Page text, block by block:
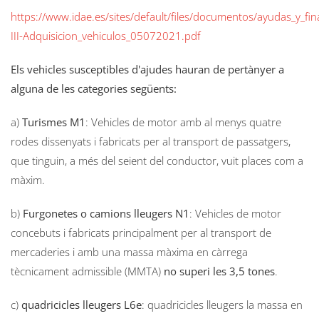
https://www.idae.es/sites/default/files/documentos/
III-Adquisicion_vehiculos_05072021.pdf
Els vehicles susceptibles d'ajudes hauran de pertànyer a
alguna de les categories següents:
a) Turismes M1 : Vehicles de motor amb al menys quatre
rodes dissenyats i fabricats per al transport de passatgers,
que tinguin, a més del seient del conductor, vuit places com a
màxim.
b) Furgonetes o camions lleugers N1 : Vehicles de motor
concebuts i fabricats principalment per al transport de
mercaderies i amb una massa màxima en càrrega
tècnicament admissible (MMTA) no superi les 3,5 tones.
c) quadricicles lleugers L6e: quadricicles lleugers la massa en